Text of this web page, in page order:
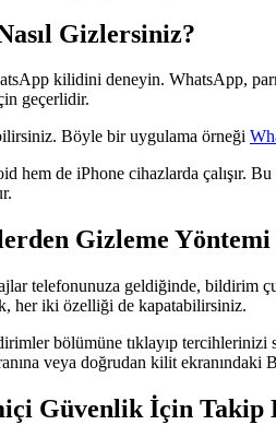
Gizlersiniz?
kilidini deneyin. WhatsApp,
geçerlidir.
Böyle bir uygulama örneği
de iPhone cihazlarda çalışır. Bu
Gizleme Yöntemi
telefonunuza geldiğinde, bildirim
her iki özelliği de kapatabilirsiniz.
bölümüne tıklayıp
veya doğrudan kilit
Güvenlik İçin Takip